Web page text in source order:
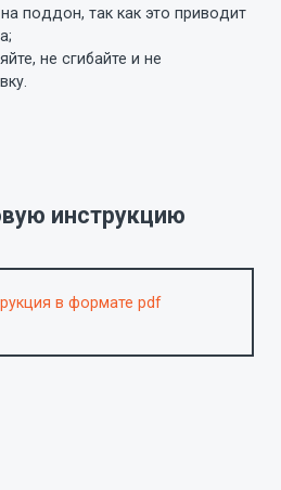
поддон, так как это приводит
не сгибайте и не
инструкцию
в формате pdf